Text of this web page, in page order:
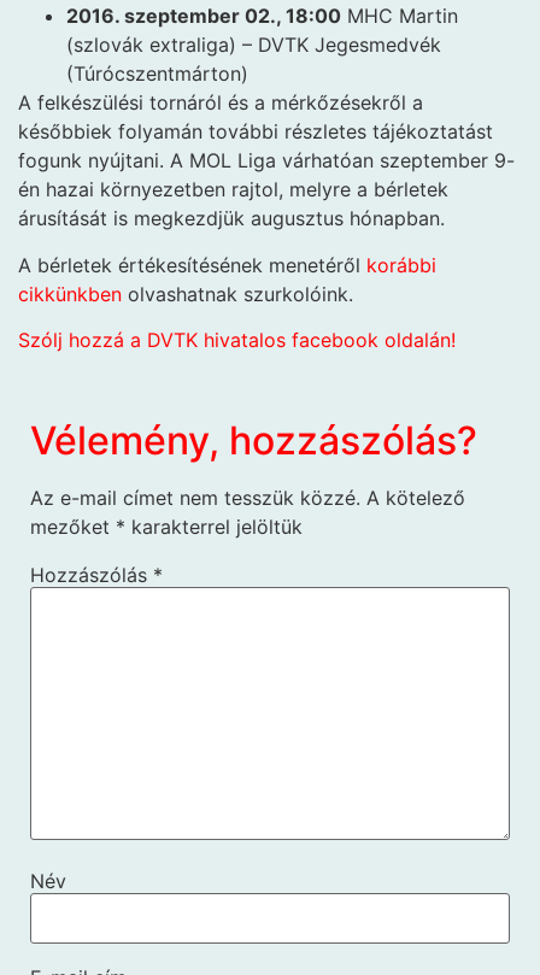
2016. szeptember 02., 18:00 MHC Martin
(szlovák extraliga) – DVTK Jegesmedvék
(Túrócszentmárton)
A felkészülési tornáról és a mérkőzésekről a
későbbiek folyamán további részletes tájékoztatást
fogunk nyújtani. A MOL Liga várhatóan szeptember 9-
én hazai környezetben rajtol, melyre a bérletek
árusítását is megkezdjük augusztus hónapban.
A bérletek értékesítésének menetéről korábbi
cikkünkben olvashatnak szurkolóink.
Szólj hozzá a DVTK hivatalos facebook oldalán!
Vélemény, hozzászólás?
Az e-mail címet nem tesszük közzé. A kötelező
mezőket * karakterrel jelöltük
Hozzászólás *
Név